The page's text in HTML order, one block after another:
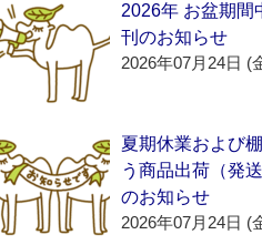
2026年 お盆期間
刊のお知らせ
2026年07月24日 (
夏期休業および
う商品出荷（発
のお知らせ
2026年07月24日 (